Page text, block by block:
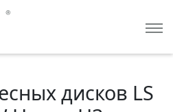
дисков LS